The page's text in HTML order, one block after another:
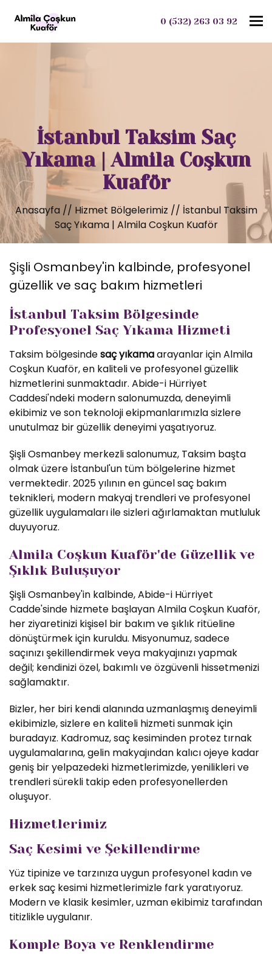
0 (532) 263 03 92
İstanbul Taksim Saç
Yıkama | Almila Coşkun
Kuaför
Anasayfa // Hizmet Bölgelerimiz // İstanbul Taksim
Saç Yıkama | Almila Coşkun Kuaför
Şişli Osmanbey'in kalbinde, profesyonel
güzellik ve saç bakım hizmetleri
İstanbul Taksim Bölgesinde
Profesyonel Saç Yıkama Hizmeti
Taksim bölgesindesaç yıkamaarayanlar için Almila
Coşkun Kuaför, en kaliteli ve profesyonel güzellik
hizmetlerini sunmaktadır. Abide-i Hürriyet
Caddesi'ndeki modern salonumuzda, deneyimli
ekibimiz ve son teknoloji ekipmanlarımızla sizlere
unutulmaz bir güzellik deneyimi yaşatıyoruz.
Şişli Osmanbey merkezli salonumuz, Taksim başta
olmak üzere İstanbul'un tüm bölgelerine hizmet
vermektedir. 2025 yılının en güncel saç bakım
teknikleri, modern makyaj trendleri ve profesyonel
güzellik uygulamaları ile sizleri ağırlamaktan mutluluk
duyuyoruz.
Almila Coşkun Kuaför'de Güzellik ve
Şıklık Buluşuyor
Şişli Osmanbey'in kalbinde, Abide-i Hürriyet
Cadde'sinde hizmete başlayan Almila Coşkun Kuaför,
her ziyaretinizi kişisel bir bakım ve şıklık ritüeline
dönüştürmek için kuruldu. Misyonumuz, sadece
saçınızı şekillendirmek veya makyajınızı yapmak
değil; kendinizi özel, bakımlı ve özgüvenli hissetmenizi
sağlamaktır.
Bizler, her biri kendi alanında uzmanlaşmış deneyimli
ekibimizle, sizlere en kaliteli hizmeti sunmak için
buradayız. Kadromuz, saç kesiminden protez tırnak
uygulamalarına, gelin makyajından kalıcı ojeye kadar
geniş bir yelpazedeki hizmetlerimizde, yenilikleri ve
trendleri sürekli takip eden profesyonellerden
oluşuyor.
Hizmetlerimiz
Saç Kesimi ve Şekillendirme
Yüz tipinize ve tarzınıza uygun profesyonel kadın ve
erkek saç kesimi hizmetlerimizle fark yaratıyoruz.
Modern ve klasik kesimler, uzman ekibimiz tarafından
titizlikle uygulanır.
Komple Boya ve Renklendirme